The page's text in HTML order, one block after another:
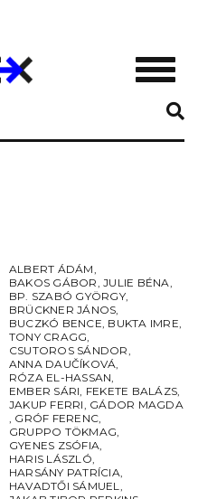
ALBERT ÁDÁM,
BAKOS GÁBOR,JULIE BÉNA,
BP. SZABÓ GYÖRGY,
BRÜCKNER JÁNOS,
BUCZKÓ BENCE, BUKTA IMRE,
TONY CRAGG,
CSUTOROS SÁNDOR,
ANNA DAUČÍKOVÁ,
RÓZA EL-HASSAN,
EMBER SÁRI, FEKETE BALÁZS,
JAKUP FERRI, GÁDOR MAGDA
, GRÓF FERENC,
GRUPPO TÖKMAG,
GYENES ZSÓFIA,
HARIS LÁSZLÓ,
HARSÁNY PATRÍCIA,
HAVADTŐI SÁMUEL,